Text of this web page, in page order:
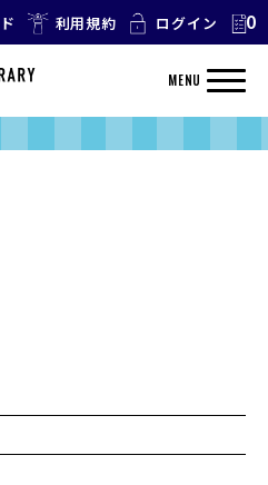
利用規約 ログイン 0
MENU